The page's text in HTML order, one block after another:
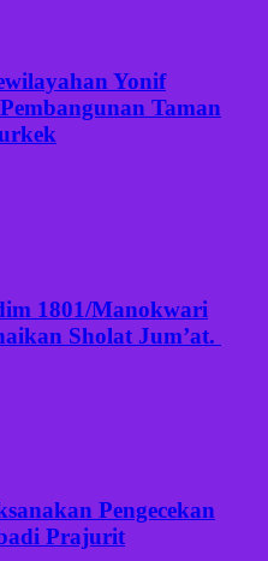
Yonif
Taman
1801/Manokwari
Sholat Jum’at.
Pengecekan
Prajurit